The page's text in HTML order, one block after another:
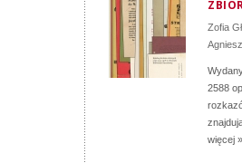
Zofia
2588
więcej »